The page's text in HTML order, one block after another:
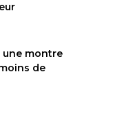
une montre
de